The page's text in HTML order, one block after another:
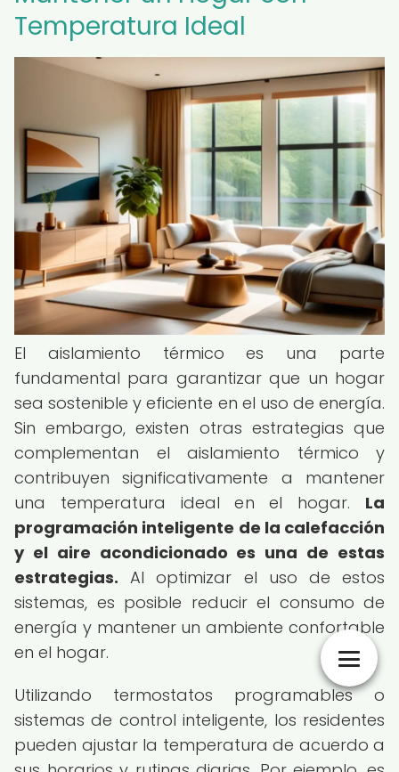
Temperatura Ideal
El aislamiento térmico es una parte
fundamental para garantizar que un hogar
sea sostenible y eficiente en el uso de energía.
Sin embargo, existen otras estrategias que
complementan el aislamiento térmico y
contribuyen significativamente a mantener
una temperatura ideal en el hogar. La
programación inteligente de la calefacción
y el aire acondicionado es una de estas
estrategias. Al optimizar el uso de estos
sistemas, es posible reducir el consumo de
energía y mantener un ambiente confortable
en el hogar.
Utilizando termostatos programables o
sistemas de control inteligente, los residentes
pueden ajustar la temperatura de acuerdo a